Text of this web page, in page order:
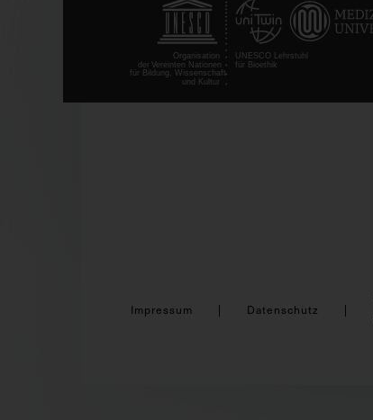
Impressum Datenschutz